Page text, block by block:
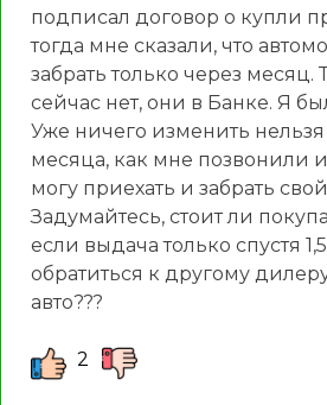
подписал договор о купли
тогда мне сказали, что
забрать только через месяц.
сейчас нет, они в Банке. Я
Уже ничего изменить
месяца, как мне позвонили и
могу приехать и забрать
Задумайтесь, стоит ли
если выдача только спустя
обратиться к другому
авто???
2